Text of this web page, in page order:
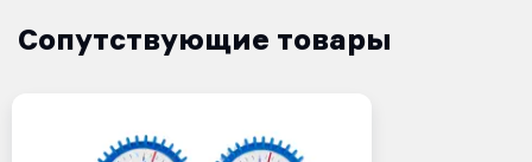
Сопутствующие товары